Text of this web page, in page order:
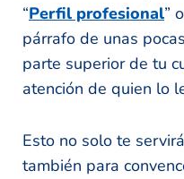
“Perfil profesional”
párrafo de unas
parte superior de tu
atención de quien lo
Esto no solo te
también para